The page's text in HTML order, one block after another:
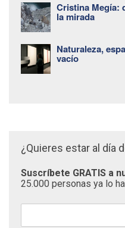
Cristina Megía:
la mirada
Naturaleza,
vacío
¿Quieres estar al día
Suscríbete GRATIS a
25.000 personas ya lo